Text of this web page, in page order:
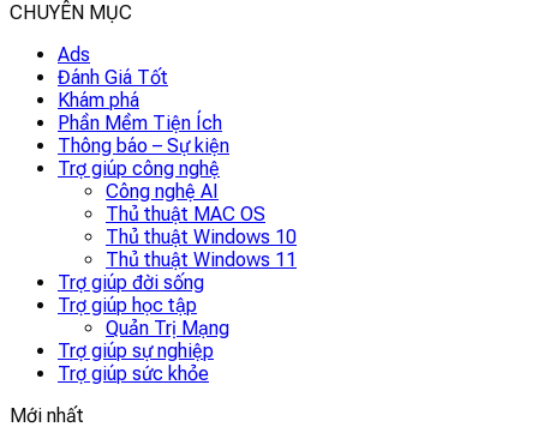
CHUYÊN MỤC
Ads
Đánh Giá Tốt
Khám phá
Phần Mềm Tiện Ích
Thông báo – Sự kiện
Trợ giúp công nghệ
Công nghệ AI
Thủ thuật MAC OS
Thủ thuật Windows 10
Thủ thuật Windows 11
Trợ giúp đời sống
Trợ giúp học tập
Quản Trị Mạng
Trợ giúp sự nghiệp
Trợ giúp sức khỏe
Mới nhất